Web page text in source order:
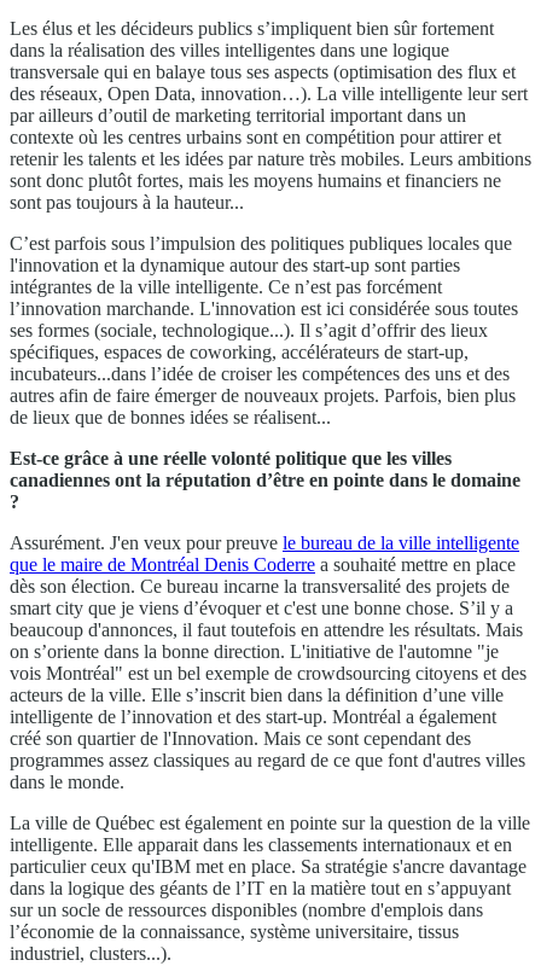
Les élus et les décideurs publics s’impliquent bien sûr fortement
dans la réalisation des villes intelligentes dans une logique
transversale qui en balaye tous ses aspects (optimisation des flux et
des réseaux, Open Data, innovation…). La ville intelligente leur sert
par ailleurs d’outil de marketing territorial important dans un
contexte où les centres urbains sont en compétition pour attirer et
retenir les talents et les idées par nature très mobiles. Leurs ambitions
sont donc plutôt fortes, mais les moyens humains et financiers ne
sont pas toujours à la hauteur...
C’est parfois sous l’impulsion des politiques publiques locales que
l'innovation et la dynamique autour des start-up sont parties
intégrantes de la ville intelligente. Ce n’est pas forcément
l’innovation marchande. L'innovation est ici considérée sous toutes
ses formes (sociale, technologique...). Il s’agit d’offrir des lieux
spécifiques, espaces de coworking, accélérateurs de start-up,
incubateurs...dans l’idée de croiser les compétences des uns et des
autres afin de faire émerger de nouveaux projets. Parfois, bien plus
de lieux que de bonnes idées se réalisent...
Est-ce grâce à une réelle volonté politique que les villes
canadiennes ont la réputation d’être en pointe dans le domaine
?
Assurément. J'en veux pour preuve le bureau de la ville intelligente
que le maire de Montréal Denis Coderre a souhaité mettre en place
dès son élection. Ce bureau incarne la transversalité des projets de
smart city que je viens d’évoquer et c'est une bonne chose. S’il y a
beaucoup d'annonces, il faut toutefois en attendre les résultats. Mais
on s’oriente dans la bonne direction. L'initiative de l'automne "je
vois Montréal" est un bel exemple de crowdsourcing citoyens et des
acteurs de la ville. Elle s’inscrit bien dans la définition d’une ville
intelligente de l’innovation et des start-up. Montréal a également
créé son quartier de l'Innovation. Mais ce sont cependant des
programmes assez classiques au regard de ce que font d'autres villes
dans le monde.
La ville de Québec est également en pointe sur la question de la ville
intelligente. Elle apparait dans les classements internationaux et en
particulier ceux qu'IBM met en place. Sa stratégie s'ancre davantage
dans la logique des géants de l’IT en la matière tout en s’appuyant
sur un socle de ressources disponibles (nombre d'emplois dans
l’économie de la connaissance, système universitaire, tissus
industriel, clusters...).